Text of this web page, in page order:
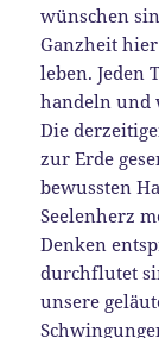
wünschen
Ganzheit
leben. Jeden
handeln und
Die
zur Erde
bewussten
Seelenherz
Denken
durchflutet
unsere